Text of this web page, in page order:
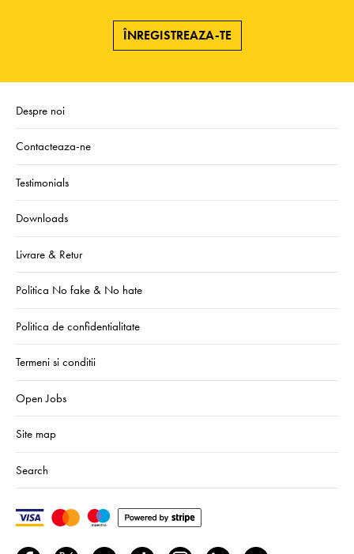
ÎNREGISTREAZA-TE
Despre noi
Contacteaza-ne
Testimonials
Downloads
Livrare & Retur
Politica No fake & No hate
Politica de confidentialitate
Termeni si conditii
Open Jobs
Site map
Search